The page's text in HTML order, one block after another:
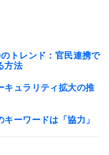
トレンド：官民連携で
方法
キュラリティ拡大の推
ーワードは「協力」